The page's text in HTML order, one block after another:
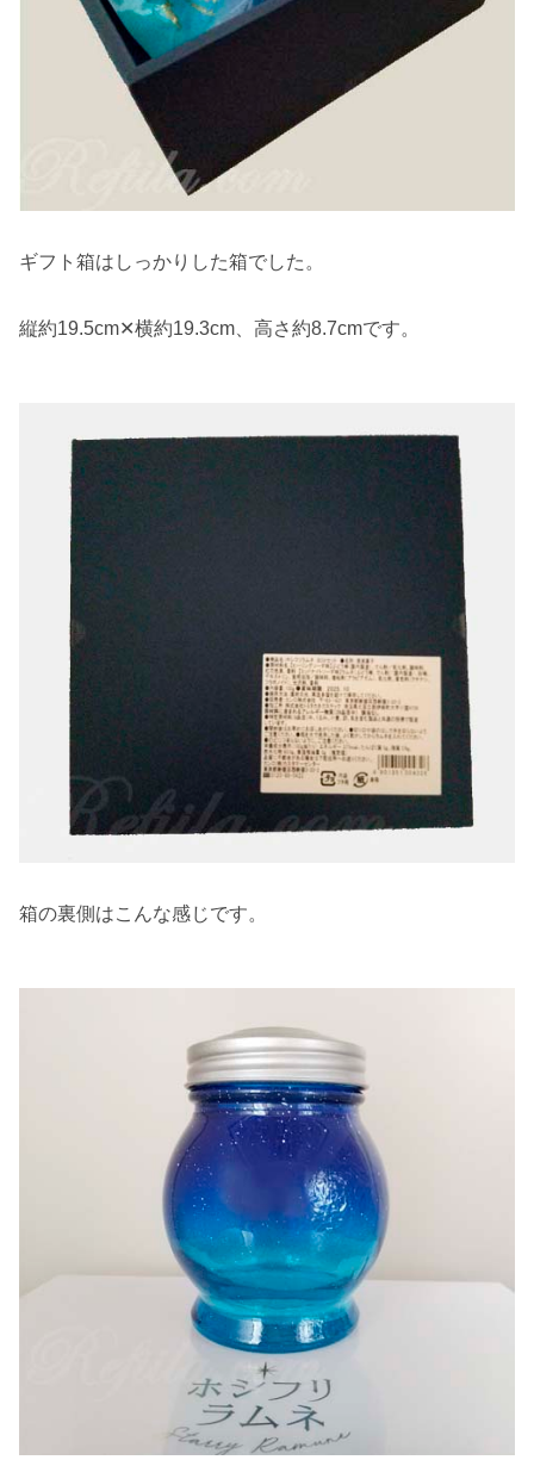
ギフト箱はしっかりした箱でした。
縦約19.5cm✕横約19.3cm、高さ約8.7cmです。
箱の裏側はこんな感じです。